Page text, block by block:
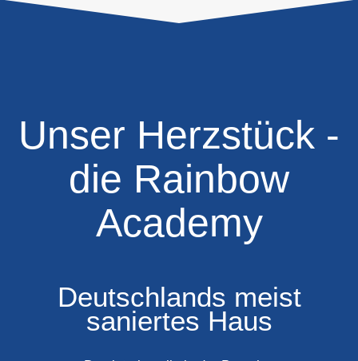
Unser Herzstück -
die Rainbow
Academy
Deutschlands meist
saniertes Haus